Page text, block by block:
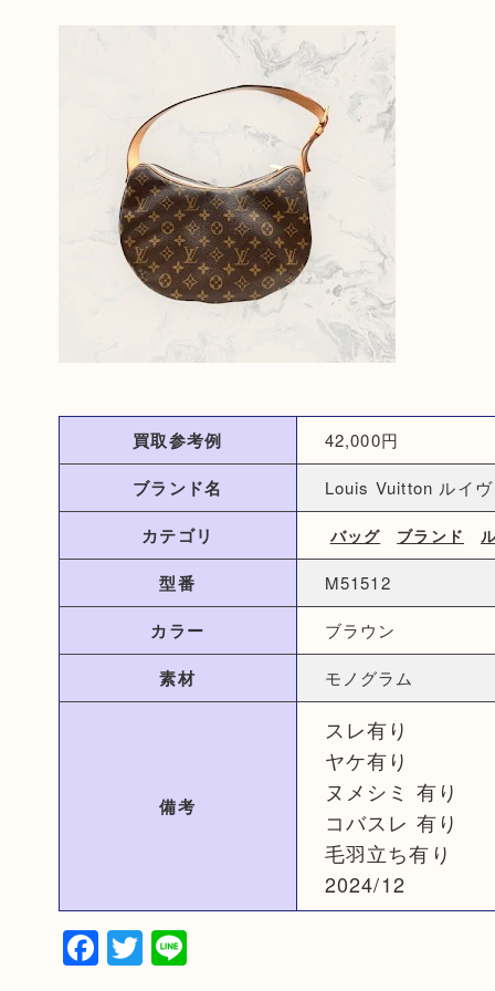
買取参考例 42,000円
ブランド名 Louis Vuitton ルイヴ
カテゴリ バッグ ブランド
型番 M51512
カラー ブラウン
素材 モノグラム
備考
スレ有り
ヤケ有り
ヌメシミ 有り
コバスレ 有り
毛羽立ち有り
2024/12
Facebook
Twitter
Line